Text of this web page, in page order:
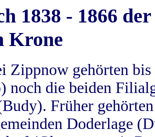
1838 - 1866
Krone
Zippnow gehörten
noch die beiden
Früher
Doderlage